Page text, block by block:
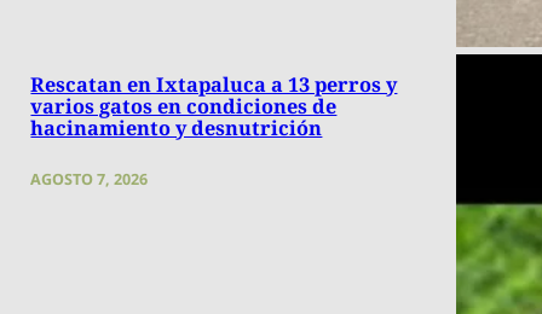
Rescatan en Ixtapaluca a 13 perros y
varios gatos en condiciones de
hacinamiento y desnutrición
AGOSTO 7, 2026